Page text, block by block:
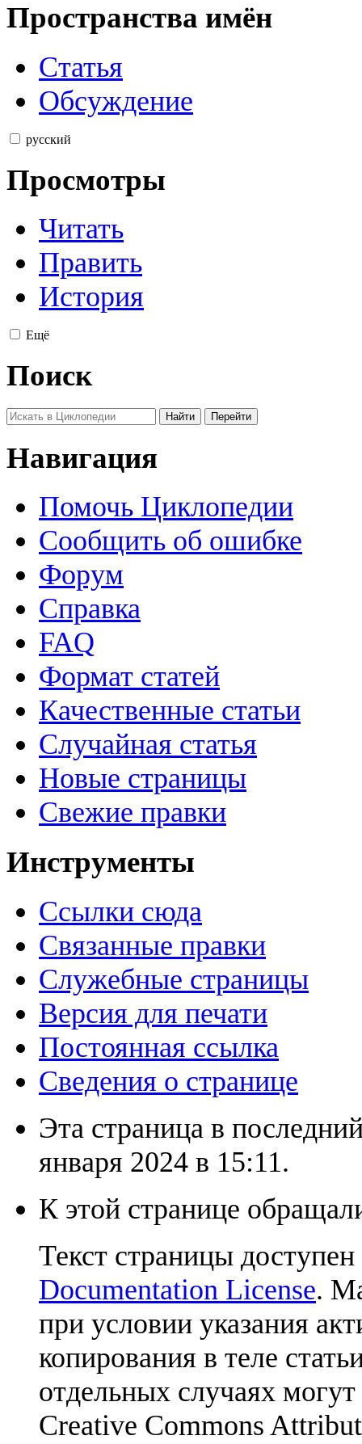
Пространства имён
Статья
Обсуждение
русский
Просмотры
Читать
Править
История
Ещё
Поиск
Навигация
Помочь Циклопедии
Сообщить об ошибке
Форум
Справка
FAQ
Формат статей
Качественные статьи
Случайная статья
Новые страницы
Свежие правки
Инструменты
Ссылки сюда
Связанные правки
Служебные страницы
Версия для печати
Постоянная ссылка
Сведения о странице
Эта страница в
января 2024 в 15:11.
К этой странице
Текст страницы
Documentation License.
при условии указания
копирования в теле
отдельных случаях
Creative Commons